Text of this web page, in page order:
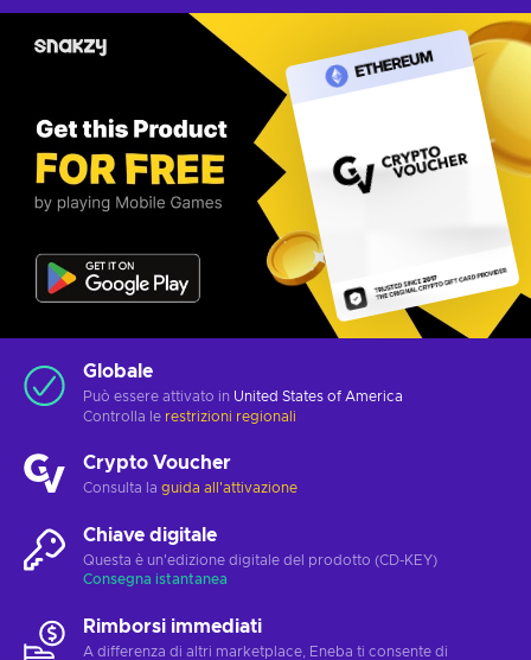
Globale
Può essere attivato in United States of America
Controlla le restrizioni regionali
Crypto Voucher
Consulta la guida all'attivazione
Chiave digitale
Questa è un'edizione digitale del prodotto (CD-KEY)
Consegna istantanea
Rimborsi immediati
A differenza di altri marketplace, Eneba ti consente di